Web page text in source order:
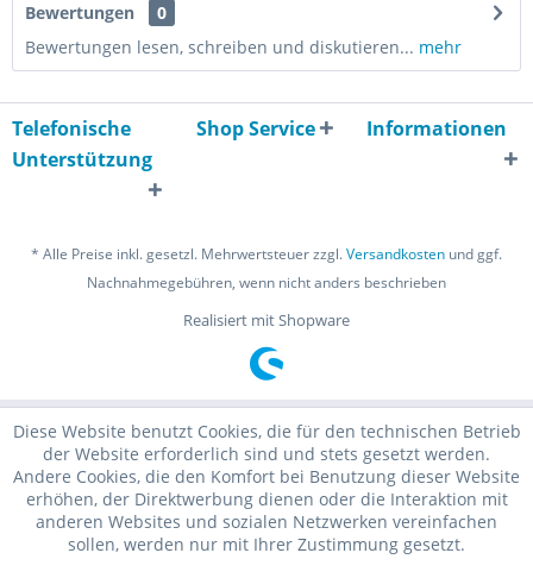
Bewertungen
0
Bewertungen lesen, schreiben und diskutieren... mehr
Telefonische
Unterstützung
Shop Service Informationen
* Alle Preise inkl. gesetzl. Mehrwertsteuer zzgl.Versandkosten und ggf.
Nachnahmegebühren, wenn nicht anders beschrieben
Realisiert mit Shopware
Diese Website benutzt Cookies, die für den technischen Betrieb
der Website erforderlich sind und stets gesetzt werden.
Andere Cookies, die den Komfort bei Benutzung dieser Website
erhöhen, der Direktwerbung dienen oder die Interaktion mit
anderen Websites und sozialen Netzwerken vereinfachen
sollen, werden nur mit Ihrer Zustimmung gesetzt.